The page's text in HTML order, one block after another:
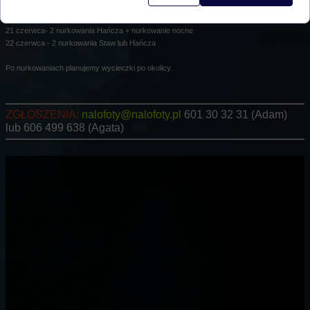
21 czerwca- 2 nurkowania Hańcza + nurkowanie nocne
22 czerwca - 2 nurkowania Staw lub Hańcza
Po nurkowaniach planujemy wycieczki po okolicy.
ZGŁOSZENIA: nalofoty@nalofoty.pl 601 30 32 31 (Adam)
lub 606 499 638 (Agata)